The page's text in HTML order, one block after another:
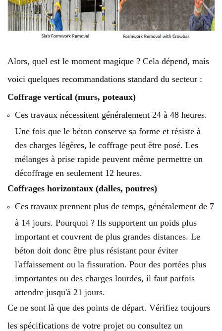
Alors, quel est le moment magique ? Cela dépend, mais
voici quelques recommandations standard du secteur :
Coffrage vertical (murs, poteaux)
Ces travaux nécessitent généralement 24 à 48 heures.
Une fois que le béton conserve sa forme et résiste à
des charges légères, le coffrage peut être posé. Les
mélanges à prise rapide peuvent même permettre un
décoffrage en seulement 12 heures.
Coffrages horizontaux (dalles, poutres)
Ces travaux prennent plus de temps, généralement de 7
à 14 jours. Pourquoi ? Ils supportent un poids plus
important et couvrent de plus grandes distances. Le
béton doit donc être plus résistant pour éviter
l'affaissement ou la fissuration. Pour des portées plus
importantes ou des charges lourdes, il faut parfois
attendre jusqu'à 21 jours.
Ce ne sont là que des points de départ. Vérifiez toujours
les spécifications de votre projet ou consultez un